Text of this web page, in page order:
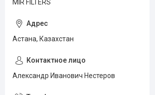
MIR FILTERS
Астана, Казахстан
Александр Иванович Нестеров